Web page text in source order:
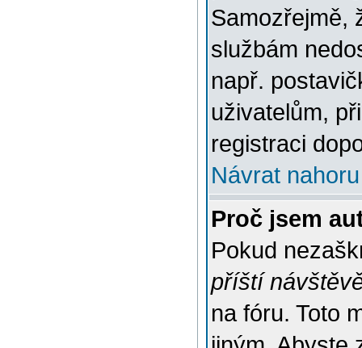
Samozřejmě,
službám
např.
uživatelům,
registraci
Návrat nahoru
Proč jsem
Pokud
příští
na fóru. Toto